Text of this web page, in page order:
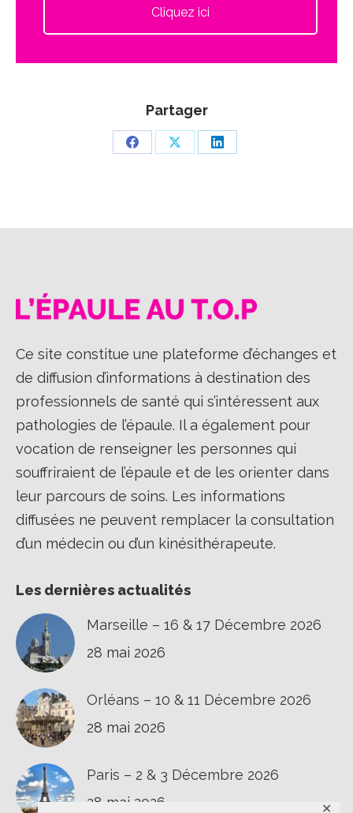
✕
Cliquez ici
Partager
PartagerPartagerPartager
Ce site constitue une plateforme d’échanges et
de diffusion d’informations à destination des
professionnels de santé qui s’intéressent aux
pathologies de l’épaule. Il a également pour
vocation de renseigner les personnes qui
souffriraient de l’épaule et de les orienter dans
leur parcours de soins. Les informations
diffusées ne peuvent remplacer la consultation
d’un médecin ou d’un kinésithérapeute.
Les dernières actualités
Marseille – 16 & 17 Décembre 2026
28 mai 2026
Orléans – 10 & 11 Décembre 2026
28 mai 2026
Paris – 2 & 3 Décembre 2026
28 mai 2026